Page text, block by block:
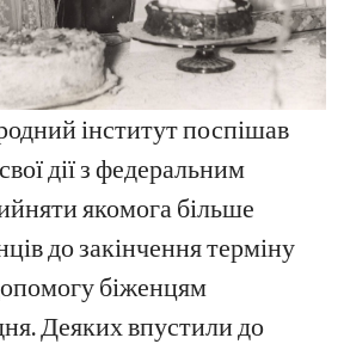
інститут поспішав
дії з федеральним
якомога більше
до закінчення терміну
біженцям
Деяких впустили до